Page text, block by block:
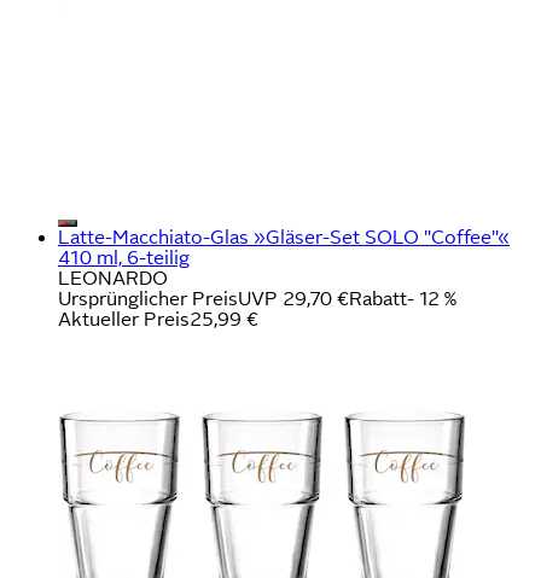
Latte-Macchiato-Glas »Gläser-Set SOLO "Coffee"«
410 ml, 6-teilig
LEONARDO
Ursprünglicher PreisUVP 29,70 €Rabatt- 12 %
Aktueller Preis25,99 €